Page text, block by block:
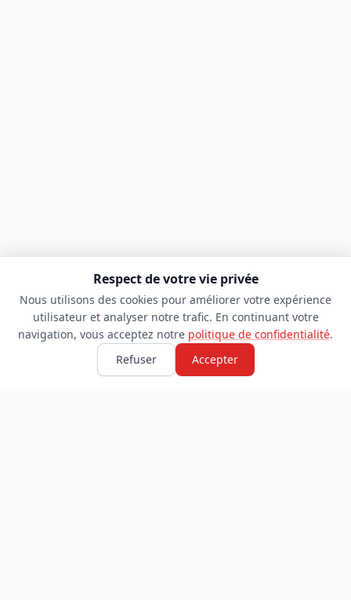
Respect de votre vie privée
Nous utilisons des cookies pour améliorer votre expérience
utilisateur et analyser notre trafic. En continuant votre
navigation, vous acceptez notre politique de confidentialité.
Refuser
Accepter